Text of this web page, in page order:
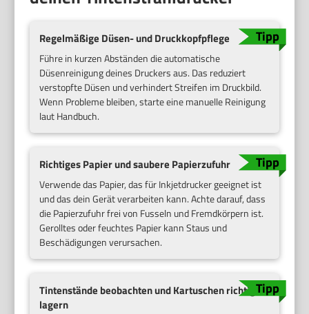
Regelmäßige Düsen- und Druckkopfpflege
Führe in kurzen Abständen die automatische
Düsenreinigung deines Druckers aus. Das reduziert
verstopfte Düsen und verhindert Streifen im Druckbild.
Wenn Probleme bleiben, starte eine manuelle Reinigung
laut Handbuch.
Richtiges Papier und saubere Papierzufuhr
Verwende das Papier, das für Inkjetdrucker geeignet ist
und das dein Gerät verarbeiten kann. Achte darauf, dass
die Papierzufuhr frei von Fusseln und Fremdkörpern ist.
Gerolltes oder feuchtes Papier kann Staus und
Beschädigungen verursachen.
Tintenstände beobachten und Kartuschen richtig
lagern